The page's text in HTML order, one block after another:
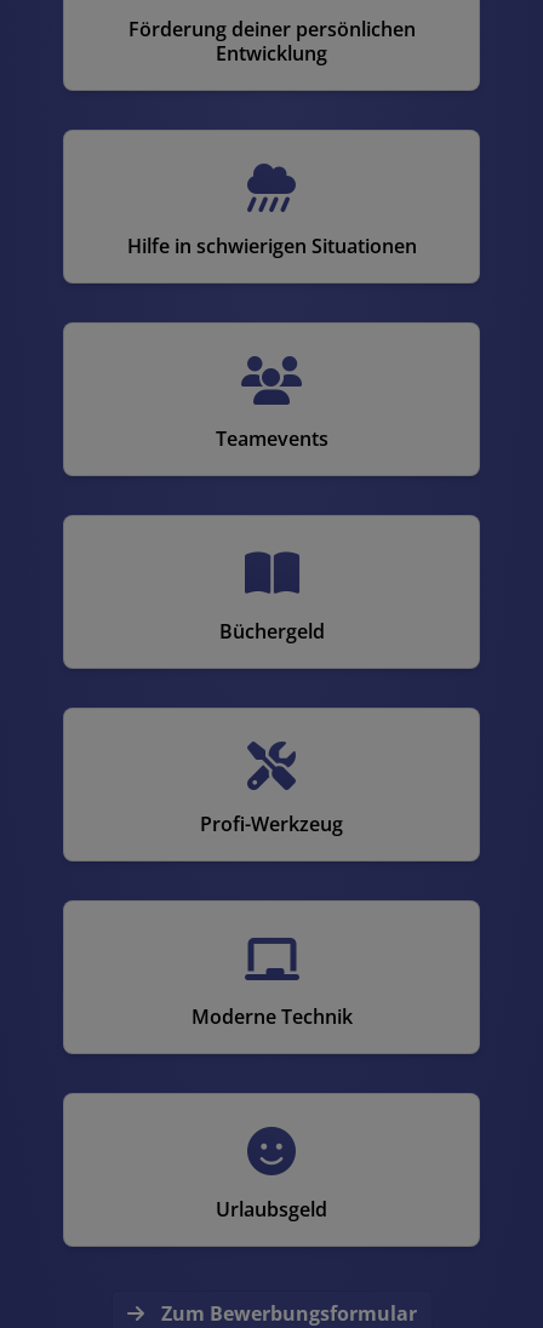
Förderung deiner persönlichen
Entwicklung
Hilfe in schwierigen Situationen
Teamevents
Büchergeld
Profi-Werkzeug
Moderne Technik
Urlaubsgeld
Zum Bewerbungsformular